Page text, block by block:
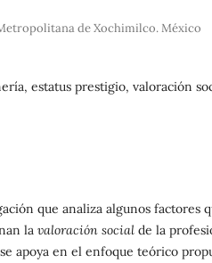
de Xochimilco. México
estatus prestigio, valoración
que analiza algunos factores
la valoración social de la
apoya en el enfoque teórico